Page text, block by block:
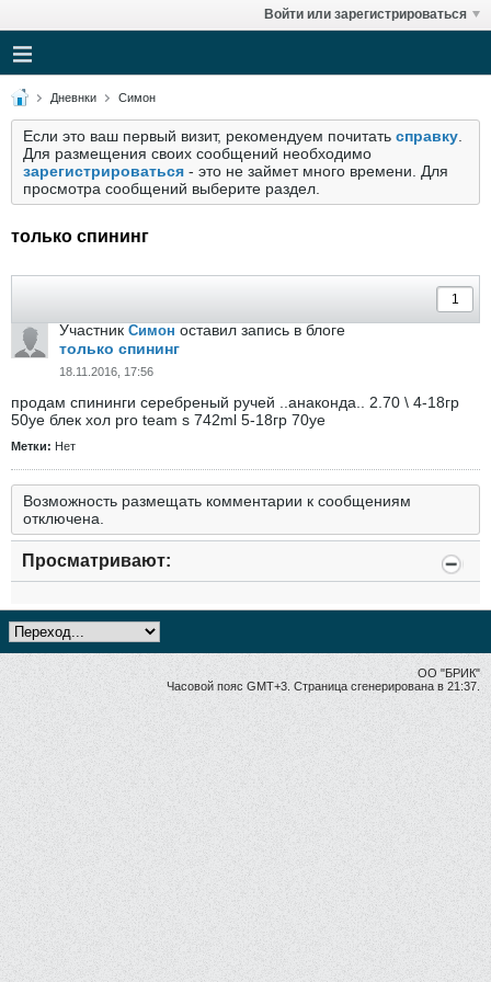
Войти или зарегистрироваться
Дневнки Симон
Если это ваш первый визит, рекомендуем почитать справку
Для размещения своих сообщений необходимо
зарегистрироваться - это не займет много времени. Для
просмотра сообщений выберите раздел.
только спининг
Участник Симон оставил запись в блоге
только спининг
18.11.2016, 17:56
продам спининги серебреный ручей ..анаконда.. 2.70 \ 4-18гр
50уе блек хол pro team s 742ml 5-18гр 70уе
Метки: Нет
Возможность размещать комментарии к сообщениям
отключена.
Просматривают:
ОО "БРИК"
Часовой пояс GMT+3. Страница сгенерирована в 21:37.